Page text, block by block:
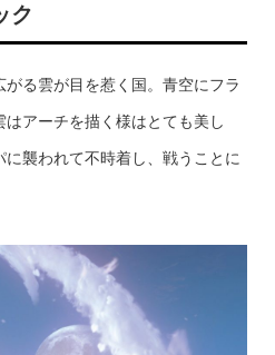
ク
る雲が目を惹く国。青空にフラ
アーチを描く様はとても美し
襲われて不時着し、戦うことに